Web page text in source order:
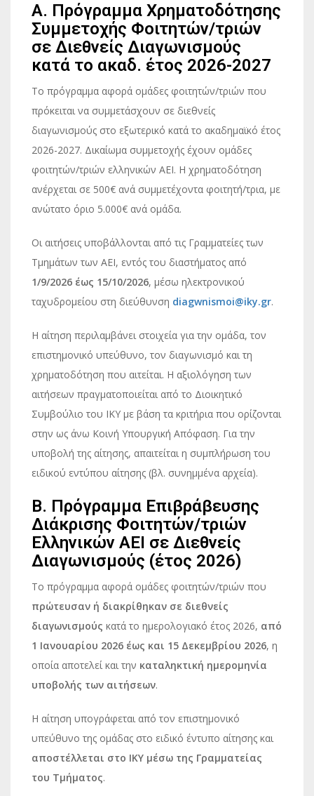
Α. Πρόγραμμα Χρηματοδότησης
Συμμετοχής Φοιτητών/τριών
σε Διεθνείς Διαγωνισμούς
κατά το ακαδ. έτος 2026-2027
Το πρόγραμμα αφορά ομάδες φοιτητών/τριών που
πρόκειται να συμμετάσχουν σε διεθνείς
διαγωνισμούς στο εξωτερικό κατά το ακαδημαϊκό έτος
2026-2027. Δικαίωμα συμμετοχής έχουν ομάδες
φοιτητών/τριών ελληνικών ΑΕΙ. Η χρηματοδότηση
ανέρχεται σε 500€ ανά συμμετέχοντα φοιτητή/τρια, με
ανώτατο όριο 5.000€ ανά ομάδα.
Οι αιτήσεις υποβάλλονται από τις Γραμματείες των
Τμημάτων των ΑΕΙ, εντός του διαστήματος από
1/9/2026 έως 15/10/2026, μέσω ηλεκτρονικού
ταχυδρομείου στη διεύθυνση diagwnismoi@iky.gr.
Η αίτηση περιλαμβάνει στοιχεία για την ομάδα, τον
επιστημονικό υπεύθυνο, τον διαγωνισμό και τη
χρηματοδότηση που αιτείται. Η αξιολόγηση των
αιτήσεων πραγματοποιείται από το Διοικητικό
Συμβούλιο του ΙΚΥ με βάση τα κριτήρια που ορίζονται
στην ως άνω Κοινή Υπουργική Απόφαση. Για την
υποβολή της αίτησης, απαιτείται η συμπλήρωση του
ειδικού εντύπου αίτησης (βλ. συνημμένα αρχεία).
Β. Πρόγραμμα Επιβράβευσης
Διάκρισης Φοιτητών/τριών
Ελληνικών ΑΕΙ σε Διεθνείς
Διαγωνισμούς (έτος 2026)
Το πρόγραμμα αφορά ομάδες φοιτητών/τριών που
πρώτευσαν ή διακρίθηκαν σε διεθνείς
διαγωνισμούς κατά το ημερολογιακό έτος 2026, από
1 Ιανουαρίου 2026 έως και 15 Δεκεμβρίου 2026, η
οποία αποτελεί και την καταληκτική ημερομηνία
υποβολής των αιτήσεων.
Η αίτηση υπογράφεται από τον επιστημονικό
υπεύθυνο της ομάδας στο ειδικό έντυπο αίτησης και
αποστέλλεται στο ΙΚΥ μέσω της Γραμματείας
του Τμήματος.